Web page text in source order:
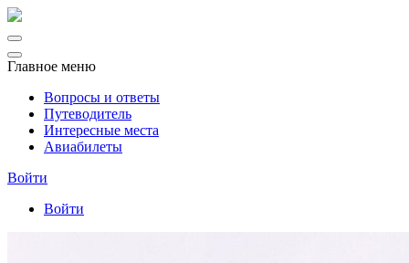
Главное меню
Вопросы и ответы
Путеводитель
Интересные места
Авиабилеты
Войти
Войти